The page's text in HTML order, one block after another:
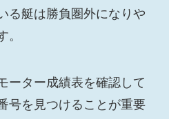
る艇は勝負圏外になりや
。
ーター成績表を確認して
号を見つけることが重要